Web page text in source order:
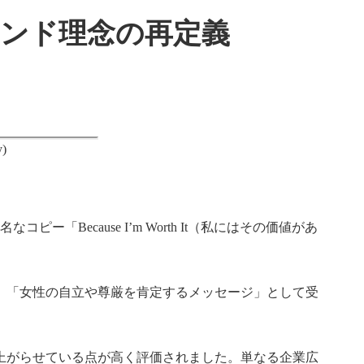
ド理念の再定義
コピー「Because I’m Worth It（私にはその価値があ
女性の自立や尊厳を肯定するメッセージ」として受
らせている点が高く評価されました。単なる企業広